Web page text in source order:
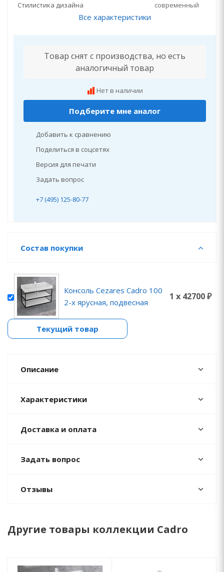
Стилистика дизайна
современный
Все характеристики
Товар снят с производства, но есть
аналогичный товар
Нет в наличии
Подберите мне аналог
Добавить к сравнению
Поделиться в соцсетях
Версия для печати
Задать вопрос
+7 (495) 125-80-77
Состав покупки
Консоль Cezares Cadro 100
2-х ярусная, подвесная
1 x 42700 ₽
Текущий товар
Описание
Характеристики
Доставка и оплата
Задать вопрос
Отзывы
Другие товары коллекции Cadro